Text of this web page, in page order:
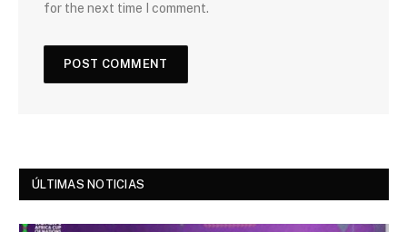
for the next time I comment.
ÚLTIMAS NOTICIAS